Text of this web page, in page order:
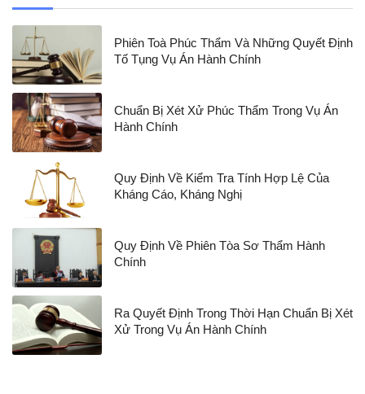
Phiên Toà Phúc Thẩm Và Những Quyết Định
Tố Tụng Vụ Án Hành Chính
Chuẩn Bị Xét Xử Phúc Thẩm Trong Vụ Án
Hành Chính
Quy Định Về Kiểm Tra Tính Hợp Lệ Của
Kháng Cáo, Kháng Nghị
Quy Định Về Phiên Tòa Sơ Thẩm Hành
Chính
Ra Quyết Định Trong Thời Hạn Chuẩn Bị Xét
Xử Trong Vụ Án Hành Chính